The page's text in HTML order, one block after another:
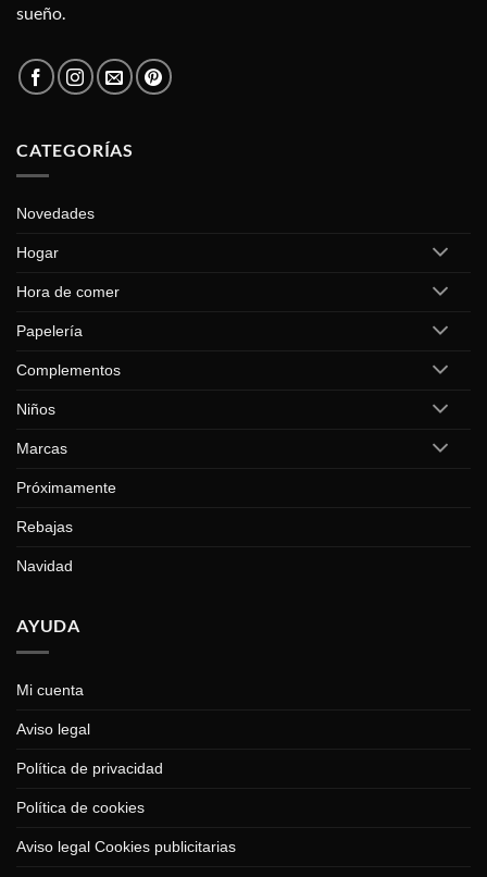
sueño.
CATEGORÍAS
Novedades
Hogar
Hora de comer
Papelería
Complementos
Niños
Marcas
Próximamente
Rebajas
Navidad
AYUDA
Mi cuenta
Aviso legal
Política de privacidad
Política de cookies
Aviso legal Cookies publicitarias